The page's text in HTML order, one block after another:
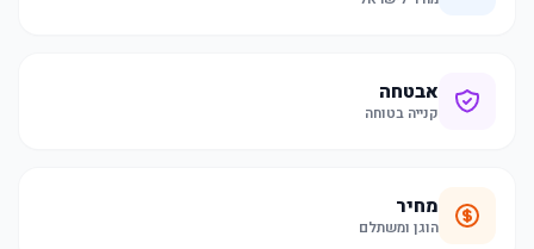
אבטחה
קנייה בטוחה
מחיר
הוגן ומשתלם